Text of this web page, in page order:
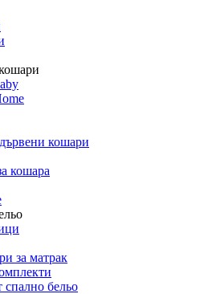
кошари
кошара
за матрак
спално бельо